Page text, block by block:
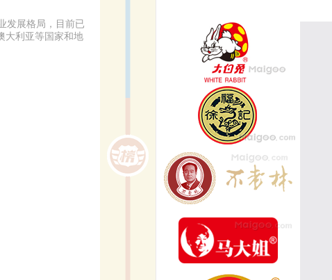
发展格局，目前已
大利亚等国家和地